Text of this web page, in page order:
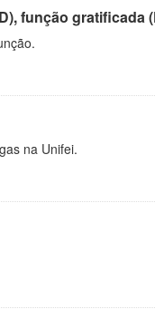
função gratificada
na Unifei.